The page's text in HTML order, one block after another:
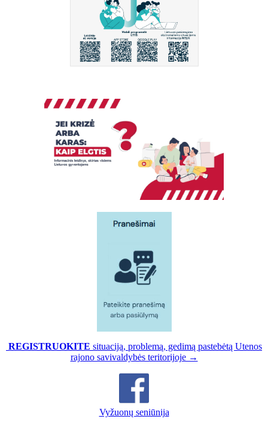
REGISTRUOKITE situaciją, problemą, gedimą pastebėtą Utenos
rajono savivaldybės teritorijoje →
Vyžuonų seniūnija